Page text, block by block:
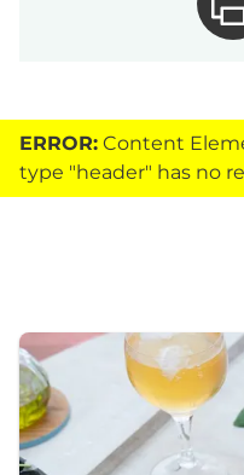
ERROR: Content
type "header" has no